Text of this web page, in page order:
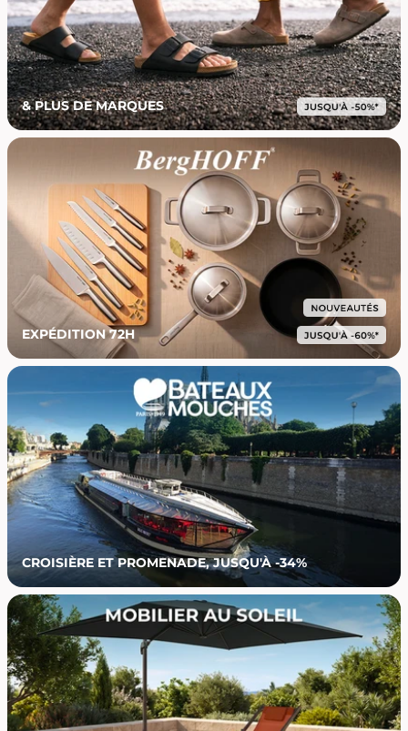
& PLUS DE MARQUES
EXPÉDITION 72H
CROISIÈRE ET PROMENADE, JUSQU'À -34%